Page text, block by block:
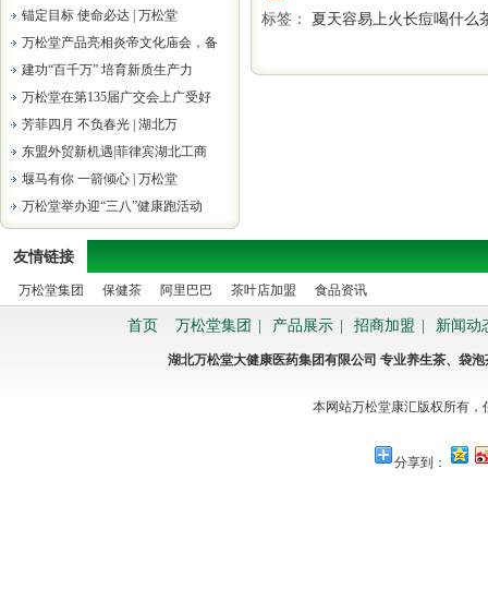
锚定目标 使命必达 | 万松堂
万松堂产品亮相炎帝文化庙会，备
建功“百千万” 培育新质生产力
万松堂在第135届广交会上广受好
芳菲四月 不负春光 | 湖北万
东盟外贸新机遇|菲律宾湖北工商
堰马有你 一箭倾心 | 万松堂
万松堂举办迎“三八”健康跑活动
标签： 夏天容易上火长痘喝什么
友情链接
万松堂集团 保健茶 阿里巴巴 茶叶店加盟 食品资讯
首页 万松堂集团 产品展示 招商加盟 新闻动
湖北万松堂大健康医药集团有限公司 专业养生茶、袋
本网站万松堂康汇版权所有
分享到：